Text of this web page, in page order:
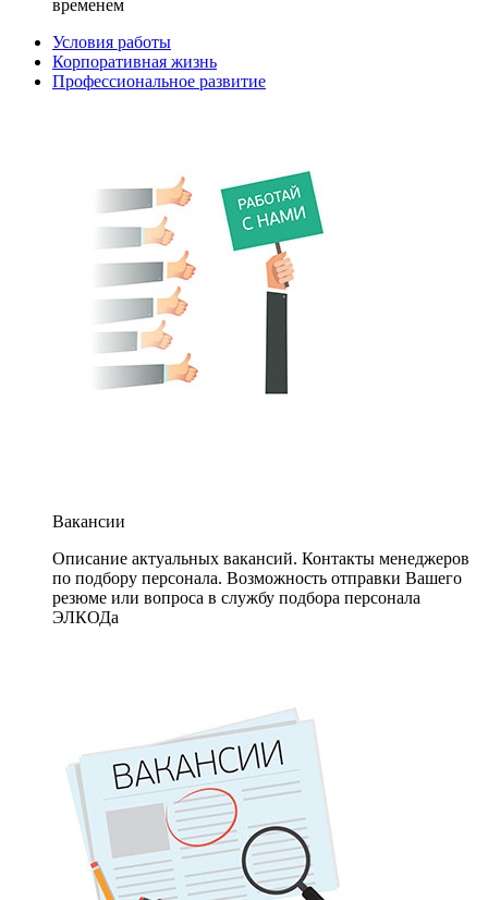
временем
Условия работы
Корпоративная жизнь
Профессиональное развитие
Вакансии
Описание актуальных вакансий. Контакты менеджеров
по подбору персонала. Возможность отправки Вашего
резюме или вопроса в службу подбора персонала
ЭЛКОДа